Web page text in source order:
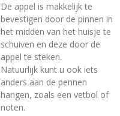
De appel is makkelijk te
bevestigen door de pinnen in
het midden van het huisje te
schuiven en deze door de
appel te steken.
Natuurlijk kunt u ook iets
anders aan de pennen
hangen, zoals een vetbol of
noten.